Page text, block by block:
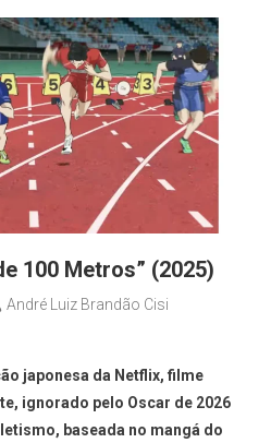
100 Metros” (2025)
André Luiz Brandão Cisi
japonesa da Netflix, filme
ignorado pelo Oscar de 2026
baseada no mangá do